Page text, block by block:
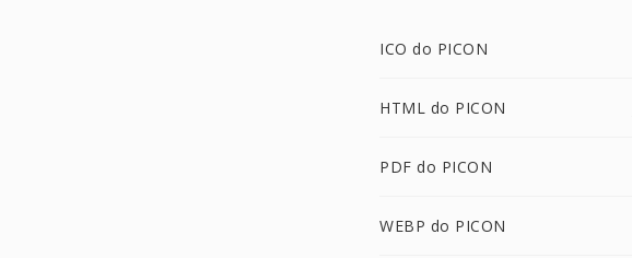
ICO do PICON
HTML do PICON
PDF do PICON
WEBP do PICON